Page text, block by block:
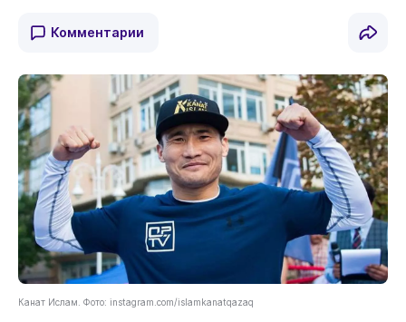
Комментарии
Канат Ислам. Фото: instagram.com/islamkanatqazaq